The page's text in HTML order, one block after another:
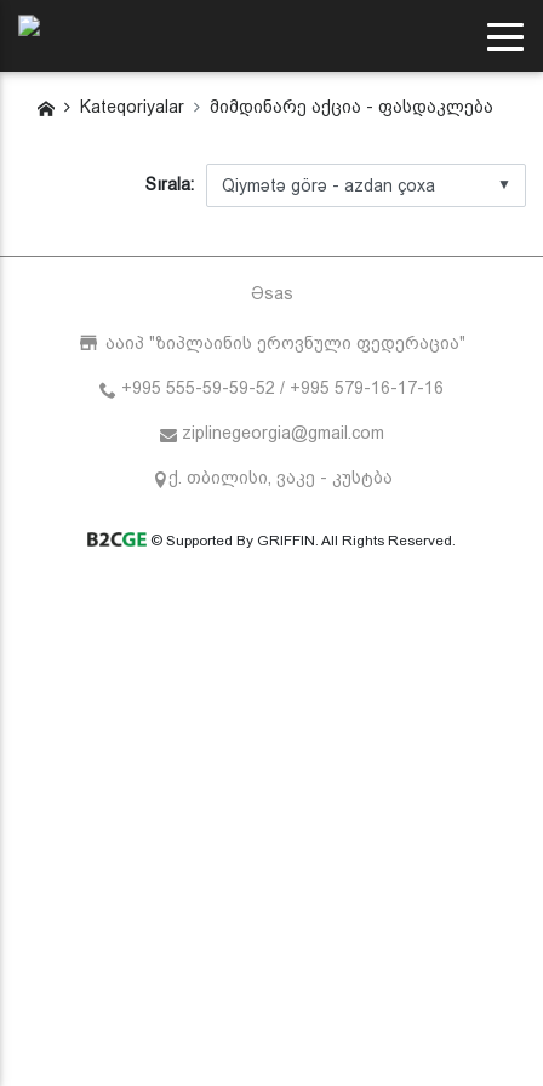
Kateqoriyalar მიმდინარე აქცია - ფასდაკლება
Sırala: ▼
Əsas
ააიპ "ზიპლაინის ეროვნული ფედერაცია"
+995 555-59-59-52 / +995 579-16-17-16
ziplinegeorgia@gmail.com
ქ. თბილისი, ვაკე - კუსტბა
© Supported By GRIFFIN. All Rights Reserved.